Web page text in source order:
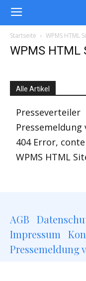
Startseite WPMS HTML
WPMS HTML
Alle Artikel
Presseverteiler
404 Error,
WPMS HTML
AGB
Impressum
Pressemeldung